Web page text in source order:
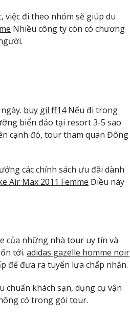
đi theo nhóm sẽ giúp du
Nhiều công ty còn có chương
buy gil ff14Nếu đi trong
biển đảo tại resort 3-5 sao
cạnh đó, tour tham quan Đông
các chính sách ưu đãi dành
Air Max 2011 Femme Điều này
của những nhà tour uy tín và
tới. adidas gazelle homme noir
để đưa ra tuyển lựa chấp nhận.
chuẩn khách sạn, dụng cụ vận
có trong gói tour.